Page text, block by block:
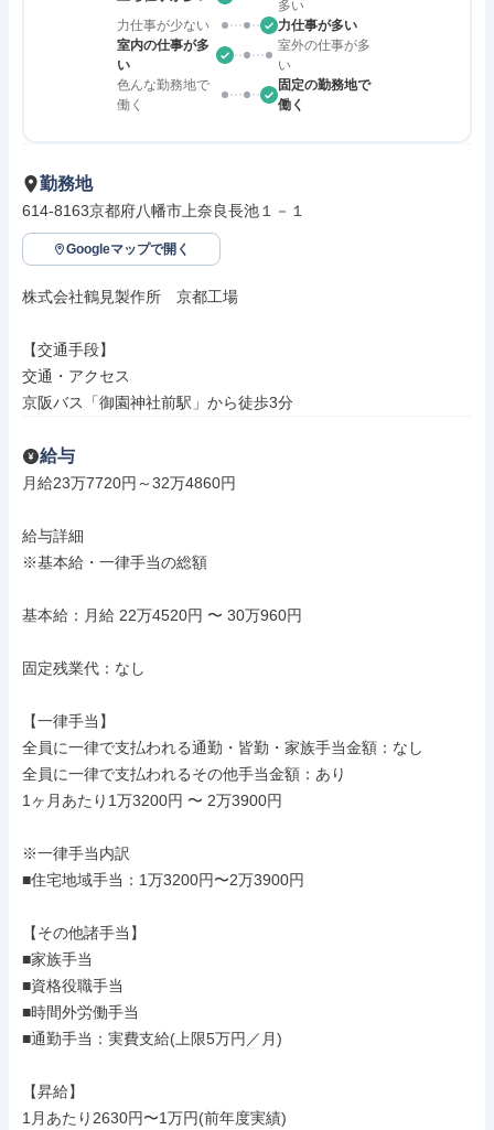
多い
力仕事が少ない
力仕事が多い
室内の仕事が多
い
室外の仕事が多
い
色んな勤務地で
働く
固定の勤務地で
働く
勤務地
614-8163京都府八幡市上奈良長池１－１
Googleマップで開く
株式会社鶴見製作所　京都工場
【交通手段】
交通・アクセス
京阪バス「御園神社前駅」から徒歩3分
給与
月給23万7720円～32万4860円
給与詳細
※基本給・一律手当の総額
基本給：月給 22万4520円 〜 30万960円
固定残業代：なし
【一律手当】
全員に一律で支払われる通勤・皆勤・家族手当金額：なし
全員に一律で支払われるその他手当金額：あり
1ヶ月あたり1万3200円 〜 2万3900円
※一律手当内訳
■住宅地域手当：1万3200円〜2万3900円
【その他諸手当】
■家族手当
■資格役職手当
■時間外労働手当
■通勤手当：実費支給(上限5万円／月)
【昇給】
1月あたり2630円〜1万円(前年度実績)